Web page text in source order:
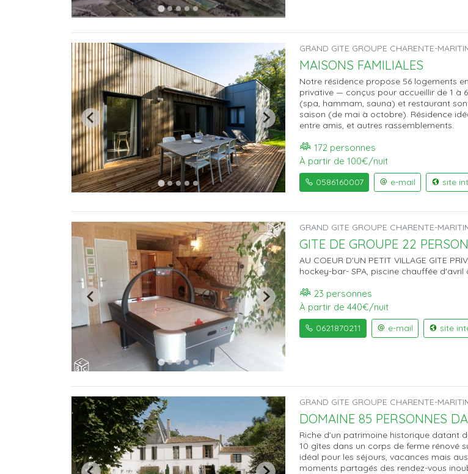
GRAND GITE GROUPE CHARENTE-
MAISONS FAMILIALES
Notre résidence propose 56 logements
privative — conçus pour accueillir de 1 à
(spa, hammam, sauna) et restaurant
saison (de mai à octobre). Résidence
entre amis, et autres rassemblements.
172 personnes
À partir de 100€/nuit
0586160007 e-mail site
GRAND GITE GROUPE CHARENTE-
GITE DE GROUPE 22
AU COEUR D'UN PETIT VILLAGE GITE
hockey-bar- SPA, piscine chauffée
23 personnes
À partir de 440€/nuit
0621870211 e-mail site
GRAND GITE GROUPE CHARENTE-
DOMAINE 85 PERSONNES
Riche d’un patrimoine historique datant
10 gîtes dans un corps de ferme rénové
idéal pour les séjours, vacances mais
moments partagés des rendez-vous